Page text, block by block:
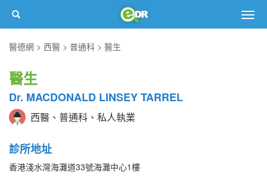
醫德網
西醫 普通科 醫生
醫生
Dr. MACDONALD LINSEY TARREL
西醫、普通科、私人執業
診所地址
香港淺水灣海灘道33號海灘中心1樓